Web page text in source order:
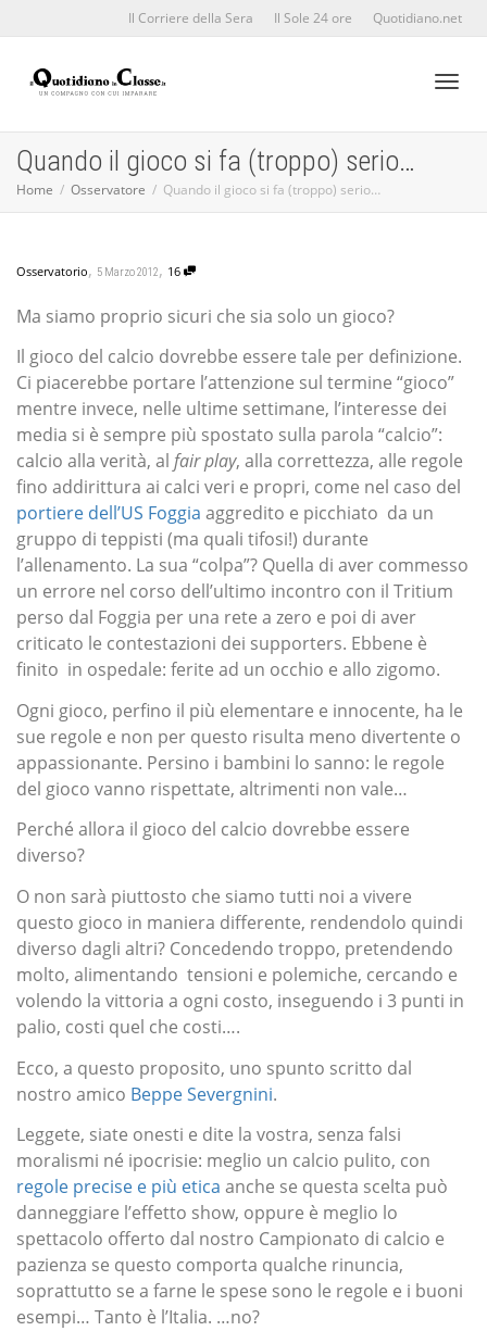
Il Corriere della Sera Il Sole 24 ore Quotidiano.net
Quando il gioco si fa (troppo) serio…
Home Osservatore Quando il gioco si fa (troppo) serio…
Osservatorio, 5 Marzo 2012, 16
Ma siamo proprio sicuri che sia solo un gioco?
Il gioco del calcio dovrebbe essere tale per definizione.
Ci piacerebbe portare l’attenzione sul termine “gioco”
mentre invece, nelle ultime settimane, l’interesse dei
media si è sempre più spostato sulla parola “calcio”:
calcio alla verità, al fair play, alla correttezza, alle regole
fino addirittura ai calci veri e propri, come nel caso del
portiere dell’US Foggia aggredito e picchiato da un
gruppo di teppisti (ma quali tifosi!) durante
l’allenamento. La sua “colpa”? Quella di aver commesso
un errore nel corso dell’ultimo incontro con il Tritium
perso dal Foggia per una rete a zero e poi di aver
criticato le contestazioni dei supporters. Ebbene è
finito in ospedale: ferite ad un occhio e allo zigomo.
Ogni gioco, perfino il più elementare e innocente, ha le
sue regole e non per questo risulta meno divertente o
appassionante. Persino i bambini lo sanno: le regole
del gioco vanno rispettate, altrimenti non vale…
Perché allora il gioco del calcio dovrebbe essere
diverso?
O non sarà piuttosto che siamo tutti noi a vivere
questo gioco in maniera differente, rendendolo quindi
diverso dagli altri? Concedendo troppo, pretendendo
molto, alimentando tensioni e polemiche, cercando e
volendo la vittoria a ogni costo, inseguendo i 3 punti in
palio, costi quel che costi….
Ecco, a questo proposito, uno spunto scritto dal
nostro amico Beppe Severgnini.
Leggete, siate onesti e dite la vostra, senza falsi
moralismi né ipocrisie: meglio un calcio pulito, con
regole precise e più etica anche se questa scelta può
danneggiare l’effetto show, oppure è meglio lo
spettacolo offerto dal nostro Campionato di calcio e
pazienza se questo comporta qualche rinuncia,
soprattutto se a farne le spese sono le regole e i buoni
esempi… Tanto è l’Italia. …no?